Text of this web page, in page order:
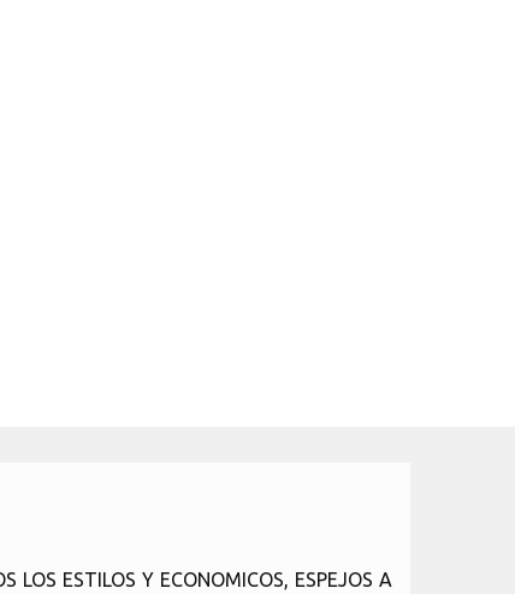
LOS ESTILOS Y ECONOMICOS, ESPEJOS A